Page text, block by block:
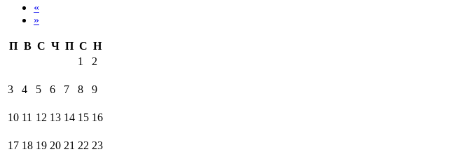
«
»
П В С Ч П С Н
1
2
3 4 5 6 7 8 9
10 11 12 13 14 15 16
17 18 19 20 21 22 23